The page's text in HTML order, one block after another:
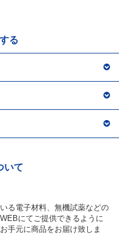
る
いて
る電子材料、無機試薬などの
にてご提供できるように
手元に商品をお届け致しま